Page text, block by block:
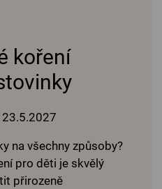
koření
na všechny způsoby?
pro děti je skvělý
přirozeně